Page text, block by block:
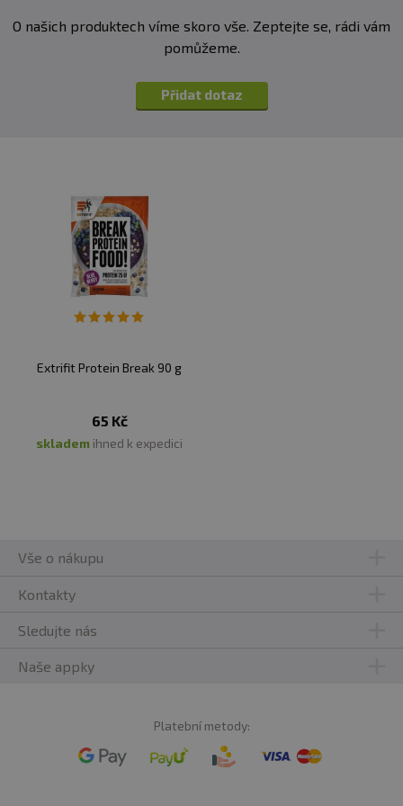
O našich produktech víme skoro vše. Zeptejte se, rádi vám
pomůžeme.
Přidat dotaz
Extrifit Protein Break 90 g
65 Kč
skladem ihned k expedici
Vše o nákupu
Kontakty
Sledujte nás
Naše appky
Platební metody: